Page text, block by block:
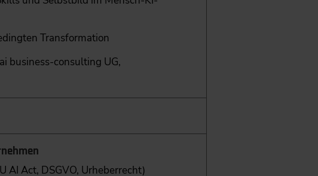
Transformation
business-consulting UG,
AI Act, DSGVO, Urheberrecht)